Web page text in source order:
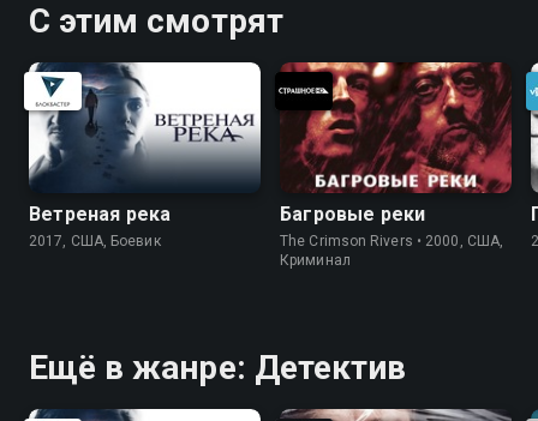
следователя
С этим смотрят
Ветреная река
2017, США, Боевик
Багровые реки
The Crimson Rivers • 2000, США,
Криминал
Ещё в жанре: Детектив